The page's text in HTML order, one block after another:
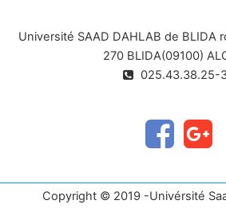
Université SAAD DAHLAB de BLIDA
270 BLIDA(09100)
025.43.38.25-
Copyright © 2019 -Univérsité